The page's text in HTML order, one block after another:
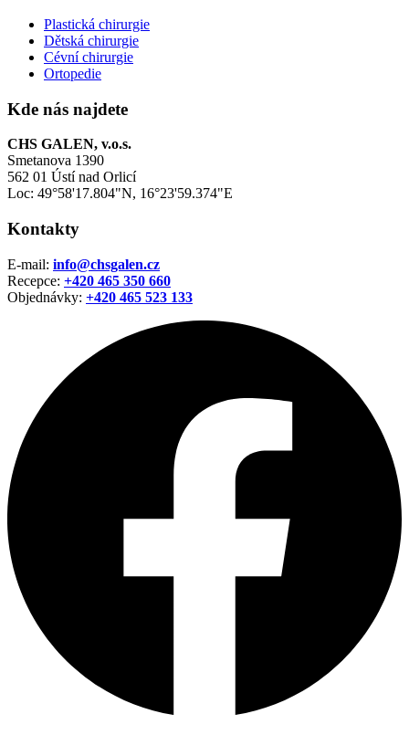
Plastická chirurgie
Dětská chirurgie
Cévní chirurgie
Ortopedie
Kde nás najdete
CHS GALEN, v.o.s.
Smetanova 1390
562 01 Ústí nad Orlicí
Loc: 49°58'17.804"N, 16°23'59.374"E
Kontakty
E-mail: info@chsgalen.cz
Recepce: +420 465 350 660
Objednávky: +420 465 523 133